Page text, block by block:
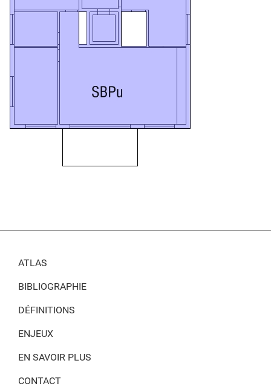
ATLAS
BIBLIOGRAPHIE
DÉFINITIONS
ENJEUX
EN SAVOIR PLUS
CONTACT